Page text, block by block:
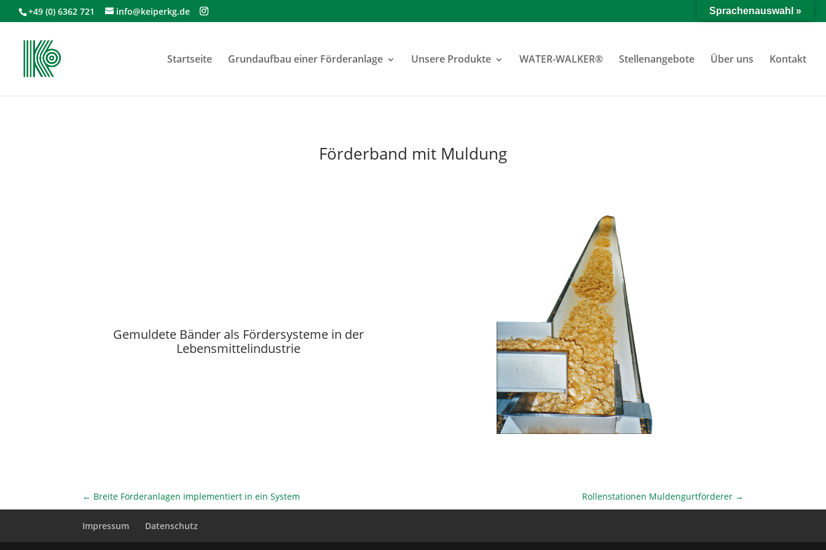
+49 (0) 6362 721 info@keiperkg.de
Startseite Grundaufbau einer Förderanlage Unsere Produkte WATER-WALKER® Stellenangebote Über uns Kontakt
Förderband mit Muldung
Gemuldete Bänder als Fördersysteme in der
Lebensmittelindustrie
← Breite Förderanlagen implementiert in ein System Rollenstationen Muldengurtförderer →
Impressum Datenschutz
Sprachenauswahl »